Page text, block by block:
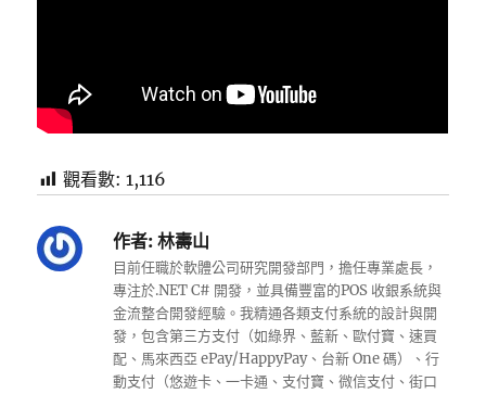
觀看數: 1,116
作者: 林壽山
目前任職於軟體公司研究開發部門，擔任專業處長，
專注於.NET C# 開發，並具備豐富的POS 收銀系統與
金流整合開發經驗。我精通各類支付系統的設計與開
發，包含第三方支付（如綠界、藍新、歐付寶、速買
配、馬來西亞 ePay/HappyPay、台新 One 碼）、行
動支付（悠遊卡、一卡通、支付寶、微信支付、街口